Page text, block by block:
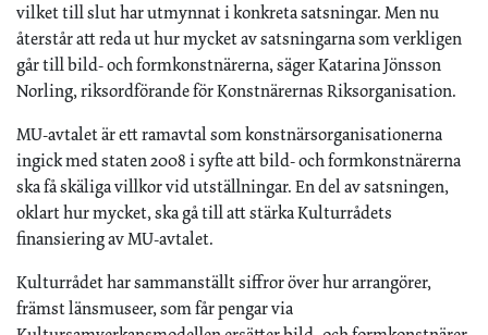
vilket till slut har utmynnat i konkreta satsningar. Men nu
återstår att reda ut hur mycket av satsningarna som verkligen
går till bild- och formkonstnärerna, säger Katarina Jönsson
Norling, riksordförande för Konstnärernas Riksorganisation.
MU-avtalet är ett ramavtal som konstnärsorganisationerna
ingick med staten 2008 i syfte att bild- och formkonstnärerna
ska få skäliga villkor vid utställningar. En del av satsningen,
oklart hur mycket, ska gå till att stärka Kulturrådets
finansiering av MU-avtalet.
Kulturrådet har sammanställt siffror över hur arrangörer,
främst länsmuseer, som får pengar via